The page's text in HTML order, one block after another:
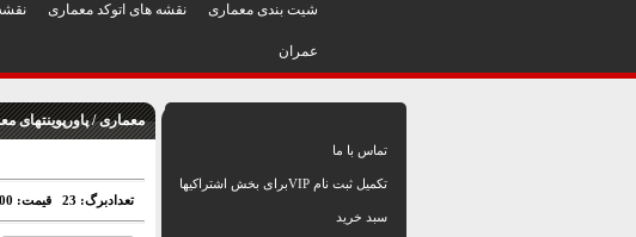
شيت بندی معماری نقشه های اتوکد معماری
عمران
معماری / پاورپوینتهای
تعدادبرگ: 23 قیمت: 18000 تومان
تماس با ما
تکمیل ثبت نام VIPبرای بخش اشتراکیها
سبد خرید